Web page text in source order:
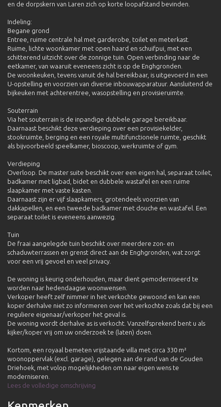
en de dorpskern van Laren zich op korte loopafstand bevinden.
Indeling:
Begane grond
Entree, ruime centrale hal met garderobe, toilet en meterkast.
Ruime, lichte woonkamer met open haard en schuifpui, met een
schitterend uitzicht over de zonnige tuin. Open verbinding naar de
eetkamer, van waaruit eveneens zicht is op de Enghgronden.
De woonkeuken, tevens vanuit de hal bereikbaar, is uitgevoerd in een
U-opstelling en voorzien van diverse inbouwapparatuur. Aansluitend de
bijkeuken met achterentree, wasopstelling en provisieruimte.
Souterrain
Via het souterrain is de inpandige dubbele garage bereikbaar.
Daarnaast beschikt deze verdieping over een provisiekelder,
stookruimte, berging en een royale multifunctionele ruimte, geschikt
als bijvoorbeeld speelkamer, bioscoop, werkruimte of gym.
Verdieping
Overloop. De master suite beschikt over een eigen hal, separaat toilet,
badkamer met ligbad, bidet en dubbele wastafel en een ruime
slaapkamer met vaste kasten.
Daarnaast zijn er vijf slaapkamers, grotendeels voorzien van
dakkapellen, en een tweede badkamer met douche en wastafel. Een
separaat toilet is eveneens aanwezig.
Tuin
De fraai aangelegde tuin beschikt over meerdere zon- en
schaduwterrassen en grenst direct aan de Enghgronden, wat zorgt
voor een vrij gevoel en veel privacy.
De woning is keurig onderhouden, maar dient gemoderniseerd te
worden naar hedendaagse woonwensen.
Verkoper heeft zelf nimmer in het verkochte gewoond en kan een
koper derhalve niet zo informeren over het verkochte zoals dat bij een
reguliere eigenaar/verkoper het geval is.
De woning wordt derhalve as is verkocht. Vanzelfsprekend bent u als
kijker/koper vrij om uw onderzoek te (laten) doen.
Kortom, een royaal bemeten vrijstaande villa met circa 330 m²
woonoppervlak (excl. garage), gelegen aan de rand van de Gouden
Driehoek, met volop mogelijkheden om naar eigen wens te
moderniseren.
Lees de volledige omschrijving